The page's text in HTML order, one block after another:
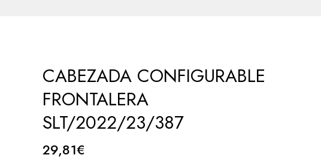
CABEZADA CONFIGURABLE
FRONTALERA
SLT/2022/23/387
29,81€